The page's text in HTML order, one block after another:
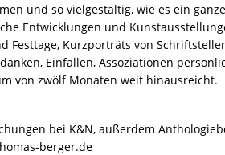
und so vielgestaltig, wie es ein
Entwicklungen und
Kurzporträts von
Einfällen, Assoziationen
von zwölf Monaten weit hinausreicht.
bei K&N, außerdem
berger.de